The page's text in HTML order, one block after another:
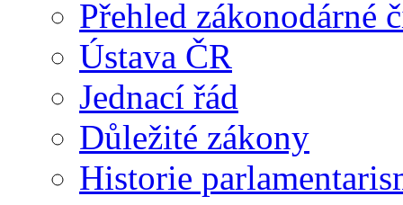
Přehled zákonodárné
Ústava ČR
Jednací řád
Důležité zákony
Historie